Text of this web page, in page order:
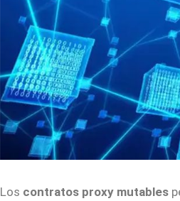
Los contratos proxy mutables